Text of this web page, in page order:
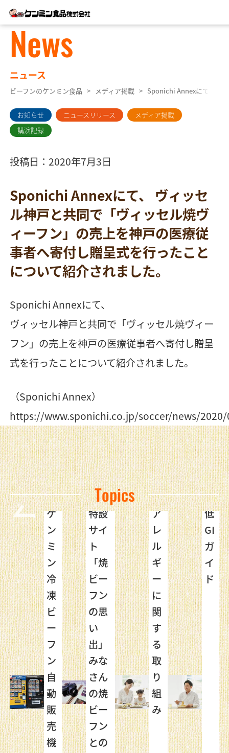
News
ニュース
ビーフンのケンミン食品 メディア掲載 Sponichi Annexにて、 ヴ
お知らせ ニュースリリース
メディア掲載
講演記録
投稿日：2020年7月3日
Sponichi Annexにて、 ヴィッセ
ル神戸と共同で「ヴィッセル焼ヴ
ィーフン」の売上を神戸の医療従
事者へ寄付し贈呈式を行ったこと
について紹介されました。
Sponichi Annexにて、
ヴィッセル神戸と共同で「ヴィッセル焼ヴィー
フン」の売上を神戸の医療従事者へ寄付し贈呈
式を行ったことについて紹介されました。
（Sponichi Annex）
https://www.sponichi.co.jp/soccer/news/
Topics
！
ケ
ン
ミ
ン
冷
凍
ビ
ー
フ
ン
自
動
販
売
機
特設
サイ
ト
「焼
ビー
フン
の思
い
出」
みな
さん
の焼
ビー
フン
との
ア
レ
ル
ギ
ー
に
関
す
る
取
り
組
み
低
GI
ガ
イ
ド